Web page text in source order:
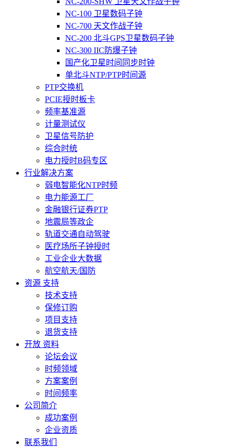
NC-100 卫星数码子钟
NC-700 天文作战子钟
NC-200 北斗GPS卫星数码子钟
NC-300 IIC防爆子钟
国产化卫星时间同步时钟
单北斗NTP/PTP时间源
PTP交换机
PCIE授时板卡
频率基准源
计量测试仪
卫星信号防护
综合时统
电力授时B码专区
行业解决方案
弱电智能化NTP时频
电力能源工厂
金融银行证券PTP
地震局等政企
轨道交通自动驾驶
医疗场所子钟授时
工业企业大数据
航空航天/国防
资源 支持
技术支持
保修订购
项目支持
退货支持
开放 资料
论坛会议
时频领域
方案案例
时间频率
公司简介
成功案例
企业资质
联系我们